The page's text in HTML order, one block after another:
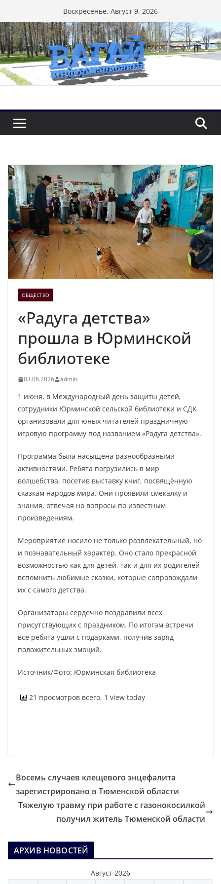
к
содержимому
Воскресенье, Август 9, 2026
ОБЩЕСТВО
«Радуга детства»
прошла в Юрминской
библиотеке
03.06.2026 admin
1 июня, в Международный день защиты детей,
сотрудники Юрминской сельской библиотеки и СДК
организовали для юных читателей праздничную
игровую программу под названием «Радуга детства».
Программа была насыщена разнообразными
активностями. Ребята погрузились в мир
волшебства, посетив выставку книг, посвящённую
сказкам народов мира. Они проявили смекалку и
знания, отвечая на вопросы по известным
произведениям.
Мероприятие носило не только развлекательный, но
и познавательный характер. Оно стало прекрасной
возможностью как для детей, так и для их родителей
вспомнить любимые сказки, которые сопровождали
их с самого детства.
Организаторы сердечно поздравили всех
присутствующих с праздником. По итогам встречи
все ребята ушли с подарками, получив заряд
положительных эмоций.
Источник/Фото: Юрминская библиотека
21 просмотров всего, 1 view today
Восемь случаев клещевого энцефалита
зарегистрировано в Тюменской области
Тяжелую травму при работе с газонокосилкой
получил житель Тюменской области
АРХИВ НОВОСТЕЙ
Август 2026